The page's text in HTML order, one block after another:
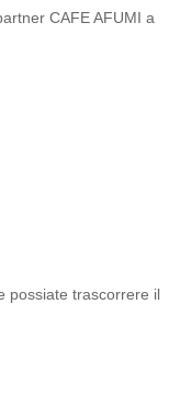
CAFE AFUMI a
possiate trascorrere il